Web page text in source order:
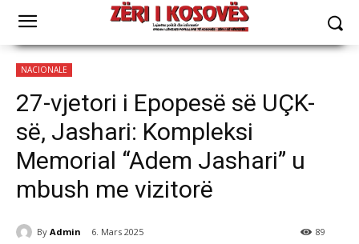
NACIONALE
27-vjetori i Epopesë së UÇK-
së, Jashari: Kompleksi
Memorial “Adem Jashari” u
mbush me vizitorë
By Admin 6. Mars 2025 89